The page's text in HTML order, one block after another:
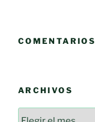
COMENTARIOS
ARCHIVOS